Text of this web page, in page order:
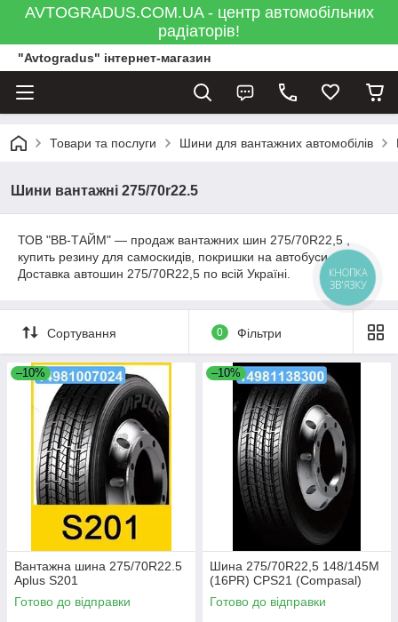
AVTOGRADUS.COM.UA - центр автомобільних
радіаторів!
"Avtogradus" інтернет-магазин
Товари та послуги Шини для вантажних автомобілів
Шини вантажні 275/70r22.5
ТОВ "ВВ-ТАЙМ" ― продаж вантажних шин 275/70R22,5 ,
купить резину для самоскидів, покришки на автобуси.
Доставка автошин 275/70R22,5 по всій Україні.
Сортування 0 Фільтри
–10%
Вантажна шина 275/70R22.5
Aplus S201
Готово до відправки
–10%
Шина 275/70R22,5 148/145M
(16PR) CPS21 (Compasal)
Готово до відправки
КНОПКА
ЗВ'ЯЗКУ